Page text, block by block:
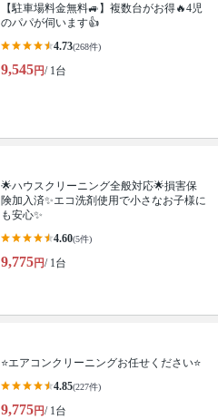
【駐車場料金無料🚙】複数台がお得🔥4児
のパパが伺います👍
4.73(268件)
9,545円/ 1台
🌟ハウスクリーニング全般対応🌟損害保
険加入済✨エコ洗剤使用で小さなお子様に
も安心✨
4.60(5件)
9,775円/ 1台
⭐エアコンクリーニングお任せください⭐
4.85(227件)
9,775円/ 1台